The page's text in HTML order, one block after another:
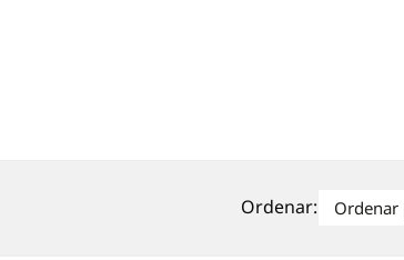
Ordenar: